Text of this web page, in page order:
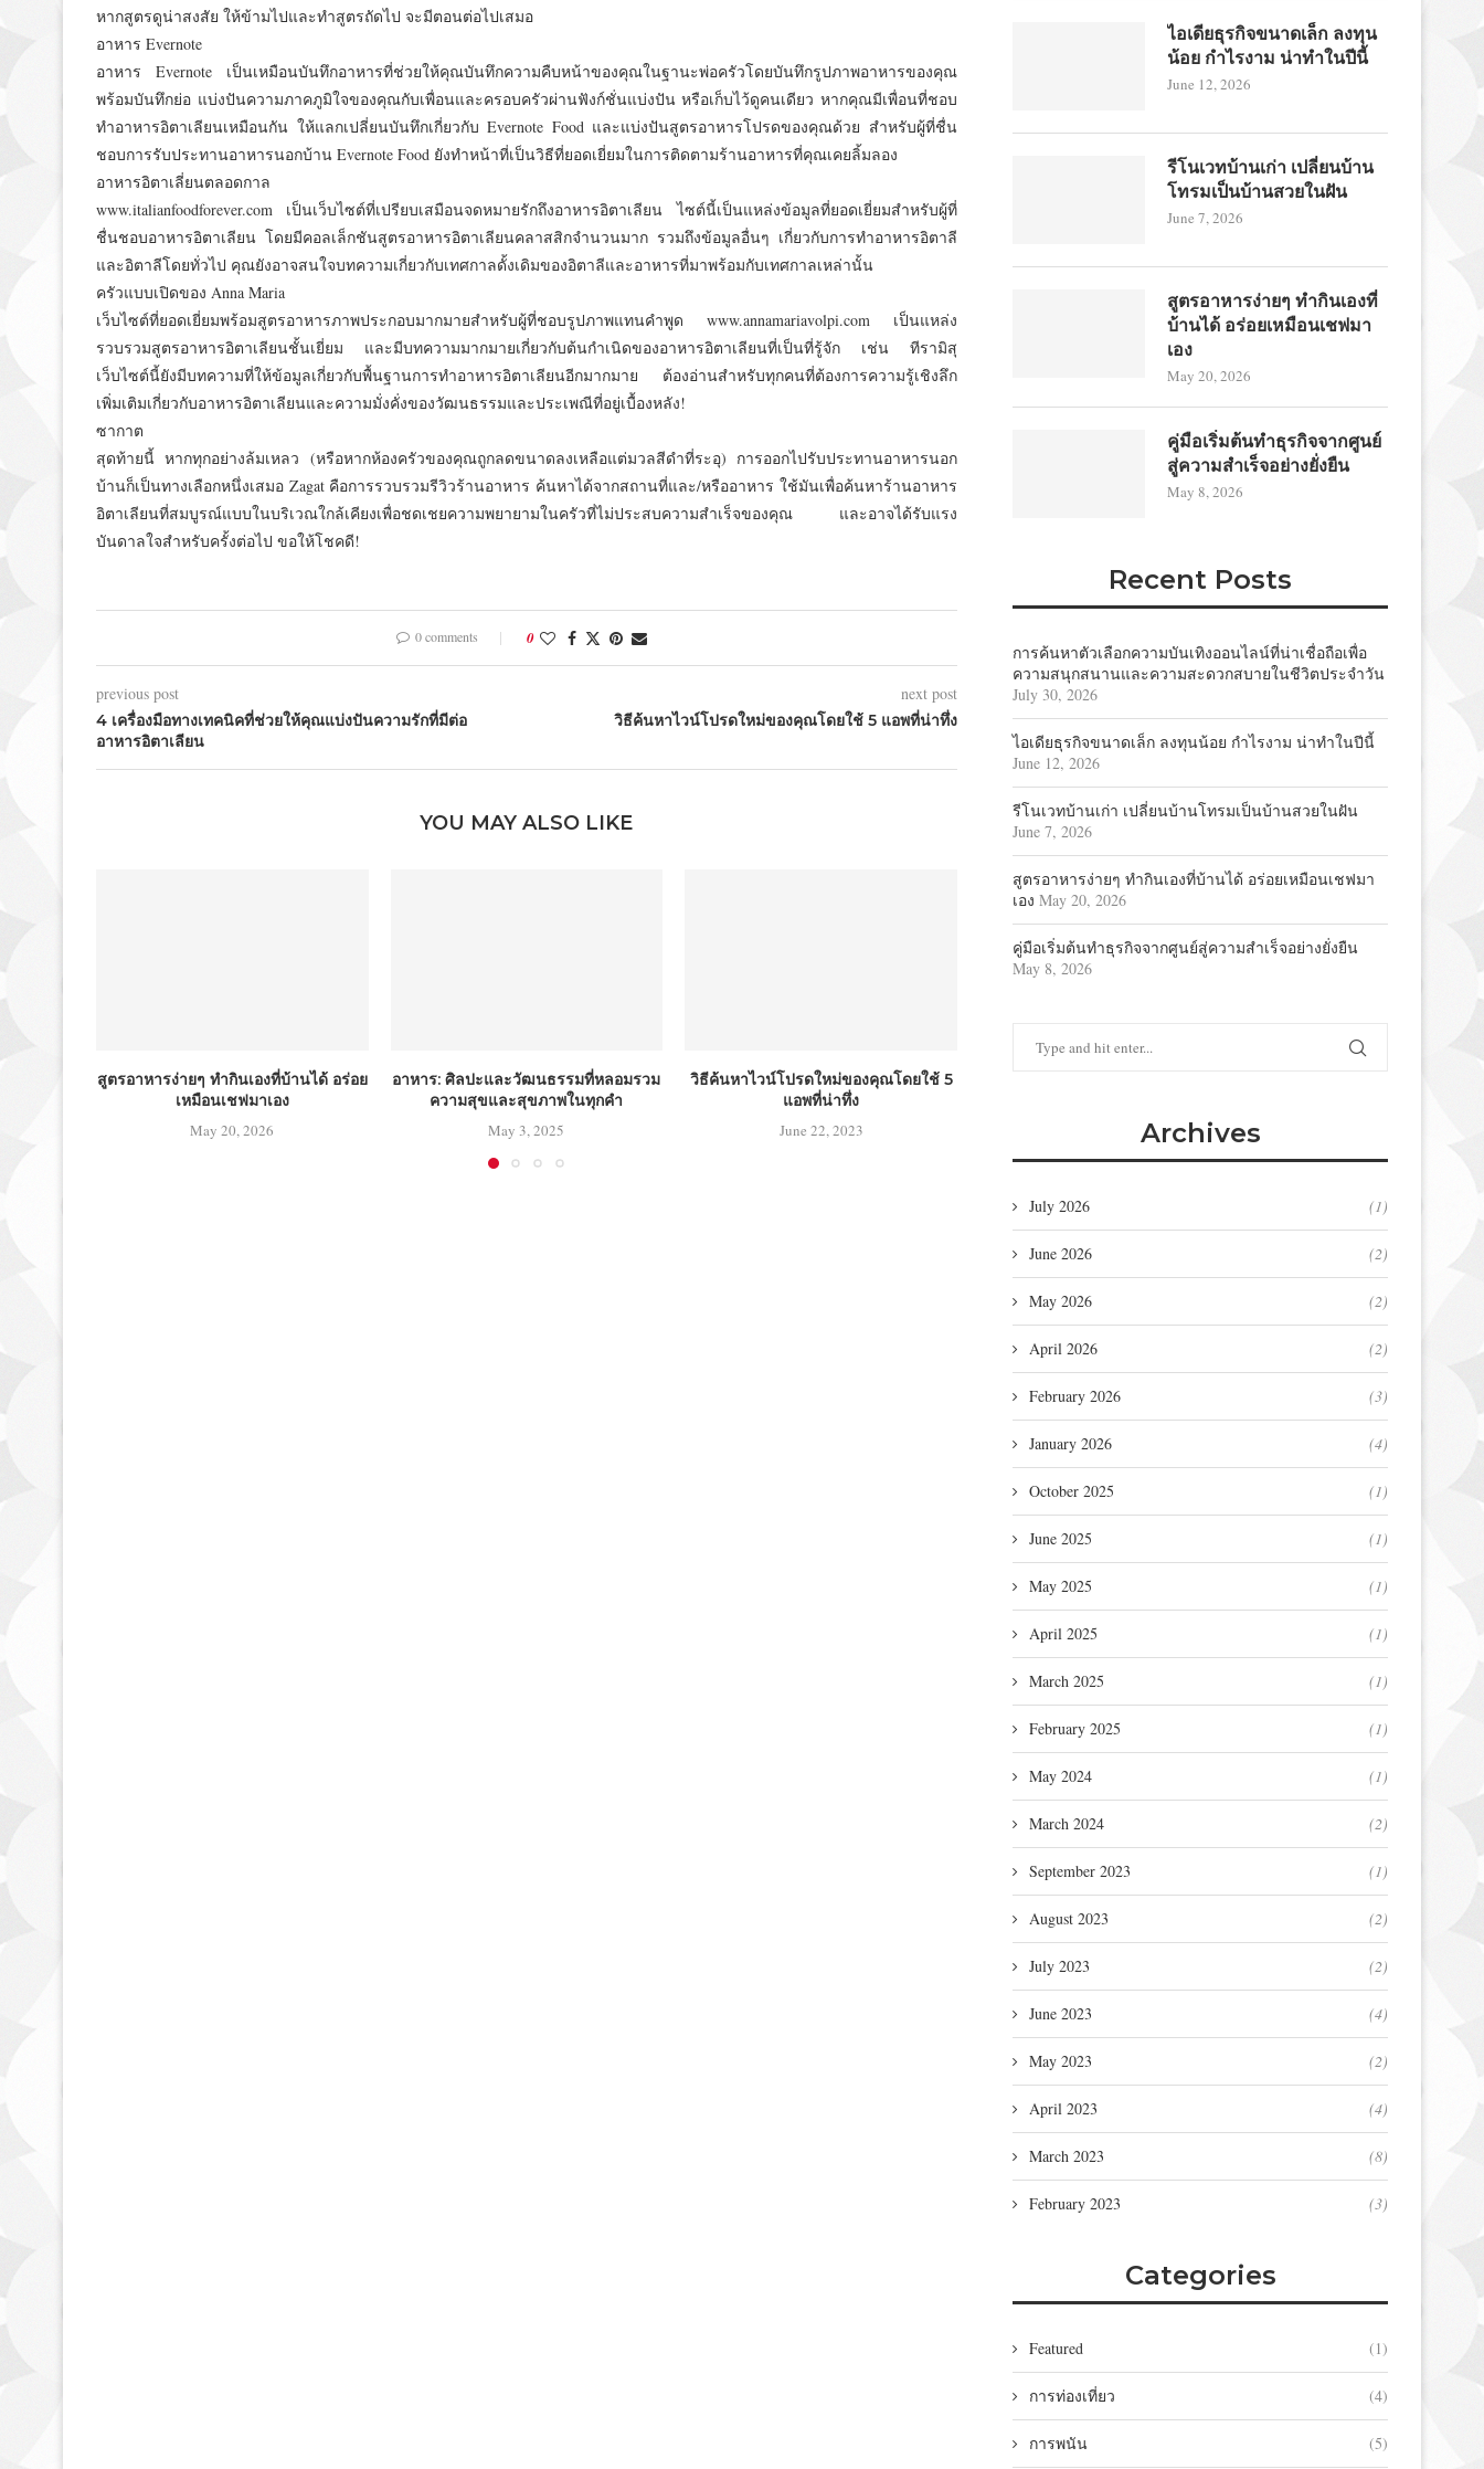
หากสูตรดูน่าสงสัย ให้ข้ามไปและทำสูตรถัดไป จะมีตอนต่อไปเสมอ
อาหาร Evernote
อาหาร Evernote เป็นเหมือนบันทึกอาหารที่ช่วยให้คุณบันทึกความคืบหน้าของคุณในฐานะพ่อครัวโดยบันทึกรูปภาพอาหารของคุณ
พร้อมบันทึกย่อ แบ่งปันความภาคภูมิใจของคุณกับเพื่อนและครอบครัวผ่านฟังก์ชั่นแบ่งปัน หรือเก็บไว้ดูคนเดียว หากคุณมีเพื่อนที่ชอบ
ทำอาหารอิตาเลียนเหมือนกัน ให้แลกเปลี่ยนบันทึกเกี่ยวกับ Evernote Food และแบ่งปันสูตรอาหารโปรดของคุณด้วย สำหรับผู้ที่ชื่น
ชอบการรับประทานอาหารนอกบ้าน Evernote Food ยังทำหน้าที่เป็นวิธีที่ยอดเยี่ยมในการติดตามร้านอาหารที่คุณเคยลิ้มลอง
อาหารอิตาเลี่ยนตลอดกาล
www.italianfoodforever.com เป็นเว็บไซต์ที่เปรียบเสมือนจดหมายรักถึงอาหารอิตาเลียน ไซต์นี้เป็นแหล่งข้อมูลที่ยอดเยี่ยมสำหรับผู้ที่
ชื่นชอบอาหารอิตาเลียน โดยมีคอลเล็กชันสูตรอาหารอิตาเลียนคลาสสิกจำนวนมาก รวมถึงข้อมูลอื่นๆ เกี่ยวกับการทำอาหารอิตาลี
และอิตาลีโดยทั่วไป คุณยังอาจสนใจบทความเกี่ยวกับเทศกาลดั้งเดิมของอิตาลีและอาหารที่มาพร้อมกับเทศกาลเหล่านั้น
ครัวแบบเปิดของ Anna Maria
เว็บไซต์ที่ยอดเยี่ยมพร้อมสูตรอาหารภาพประกอบมากมายสำหรับผู้ที่ชอบรูปภาพแทนคำพูด www.annamariavolpi.com เป็นแหล่ง
รวบรวมสูตรอาหารอิตาเลียนชั้นเยี่ยม และมีบทความมากมายเกี่ยวกับต้นกำเนิดของอาหารอิตาเลียนที่เป็นที่รู้จัก เช่น ทีรามิสุ
เว็บไซต์นี้ยังมีบทความที่ให้ข้อมูลเกี่ยวกับพื้นฐานการทำอาหารอิตาเลียนอีกมากมาย ต้องอ่านสำหรับทุกคนที่ต้องการความรู้เชิงลึก
เพิ่มเติมเกี่ยวกับอาหารอิตาเลียนและความมั่งคั่งของวัฒนธรรมและประเพณีที่อยู่เบื้องหลัง!
ซากาต
สุดท้ายนี้ หากทุกอย่างล้มเหลว (หรือหากห้องครัวของคุณถูกลดขนาดลงเหลือแต่มวลสีดำที่ระอุ) การออกไปรับประทานอาหารนอก
บ้านก็เป็นทางเลือกหนึ่งเสมอ Zagat คือการรวบรวมรีวิวร้านอาหาร ค้นหาได้จากสถานที่และ/หรืออาหาร ใช้มันเพื่อค้นหาร้านอาหาร
อิตาเลียนที่สมบูรณ์แบบในบริเวณใกล้เคียงเพื่อชดเชยความพยายามในครัวที่ไม่ประสบความสำเร็จของคุณ และอาจได้รับแรง
บันดาลใจสำหรับครั้งต่อไป ขอให้โชคดี!
0 comments 0
previous post
4 เครื่องมือทางเทคนิคที่ช่วยให้คุณแบ่งปันความรักที่มีต่อ
อาหารอิตาเลียน
next post
วิธีค้นหาไวน์โปรดใหม่ของคุณโดยใช้ 5 แอพที่น่าทึ่ง
YOU MAY ALSO LIKE
สูตรอาหารง่ายๆ ทำกินเองที่บ้านได้ อร่อย
เหมือนเชฟมาเอง
May 20, 2026
อาหาร: ศิลปะและวัฒนธรรมที่หลอมรวม
ความสุขและสุขภาพในทุกคำ
May 3, 2025
วิธีค้นหาไวน์โปรดใหม่ของคุณโดยใช้ 5
แอพที่น่าทึ่ง
June 22, 2023
June 13, 2023
ไอเดียธุรกิจขนาดเล็ก ลงทุน
น้อย กำไรงาม น่าทำในปีนี้
June 12, 2026
รีโนเวทบ้านเก่า เปลี่ยนบ้าน
โทรมเป็นบ้านสวยในฝัน
June 7, 2026
สูตรอาหารง่ายๆ ทำกินเองที่
บ้านได้ อร่อยเหมือนเชฟมา
เอง
May 20, 2026
คู่มือเริ่มต้นทำธุรกิจจากศูนย์
สู่ความสำเร็จอย่างยั่งยืน
May 8, 2026
Recent Posts
การค้นหาตัวเลือกความบันเทิงออนไลน์ที่น่าเชื่อถือเพื่อ
ความสนุกสนานและความสะดวกสบายในชีวิตประจำวัน
July 30, 2026
ไอเดียธุรกิจขนาดเล็ก ลงทุนน้อย กำไรงาม น่าทำในปีนี้
June 12, 2026
รีโนเวทบ้านเก่า เปลี่ยนบ้านโทรมเป็นบ้านสวยในฝัน
June 7, 2026
สูตรอาหารง่ายๆ ทำกินเองที่บ้านได้ อร่อยเหมือนเชฟมา
เอง May 20, 2026
คู่มือเริ่มต้นทำธุรกิจจากศูนย์สู่ความสำเร็จอย่างยั่งยืน
May 8, 2026
Archives
July 2026 (1)
June 2026 (2)
May 2026 (2)
April 2026 (2)
February 2026 (3)
January 2026 (4)
October 2025 (1)
June 2025 (1)
May 2025 (1)
April 2025 (1)
March 2025 (1)
February 2025 (1)
May 2024 (1)
March 2024 (2)
September 2023 (1)
August 2023 (2)
July 2023 (2)
June 2023 (4)
May 2023 (2)
April 2023 (4)
March 2023 (8)
February 2023 (3)
Categories
Featured (1)
การท่องเที่ยว (4)
การพนัน (5)